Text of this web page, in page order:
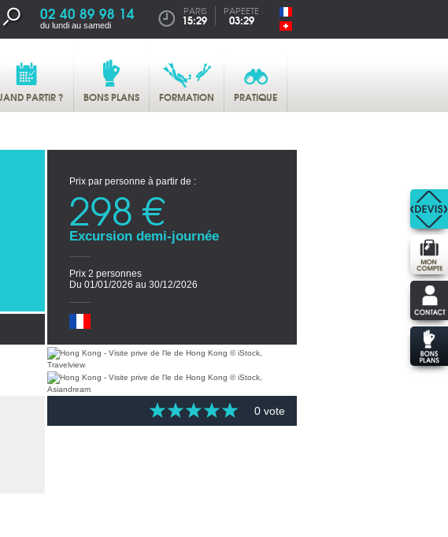
02 40 89 98 14
du lundi au samedi
PARIS
15:29
PAPEETE
03:29
PARTIR ? BONS PLANS FORMATION PRATIQUE
Prix par personne à partir de :
298 €
Excursion demi-journée
Prix 2 personnes
Du 01/01/2026 au 30/12/2026
0 vote